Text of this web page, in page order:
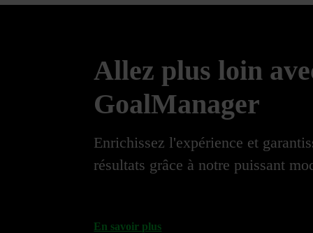
Allez plus loin
GoalManager
Enrichissez l'expérience et
résultats grâce à notre puissant
En savoir plus